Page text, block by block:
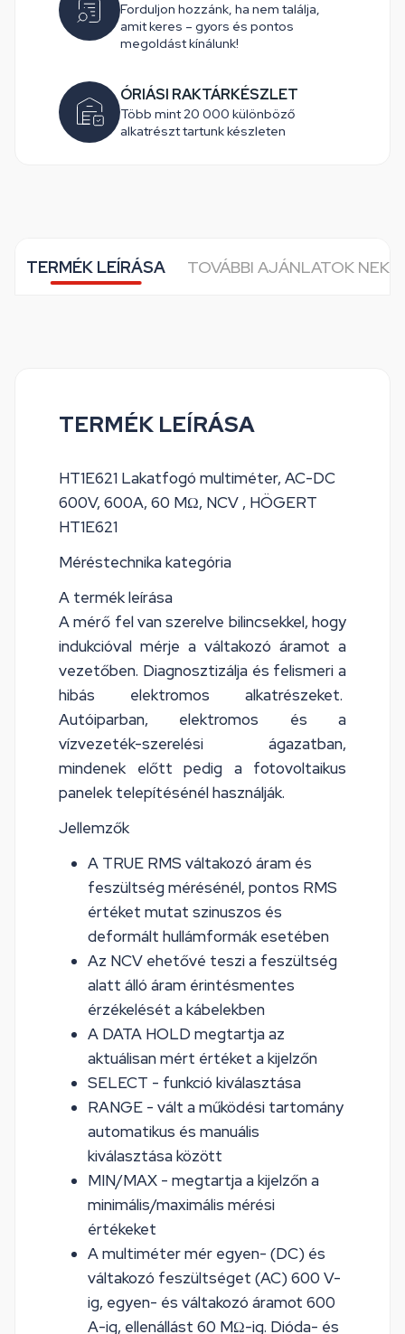
Forduljon hozzánk, ha nem találja,
amit keres – gyors és pontos
megoldást kínálunk!
ÓRIÁSI RAKTÁRKÉSZLET
Több mint 20 000 különböző
alkatrészt tartunk készleten
TERMÉK LEÍRÁSA TOVÁBBI AJÁNLATOK
TERMÉK LEÍRÁSA
HT1E621 Lakatfogó multiméter, AC-DC
600V, 600A, 60 MΩ, NCV , HÖGERT
HT1E621
Méréstechnika kategória
A termék leírása
A mérő fel van szerelve bilincsekkel, hogy
indukcióval mérje a váltakozó áramot a
vezetőben. Diagnosztizálja és felismeri a
hibás elektromos alkatrészeket.
Autóiparban, elektromos és a
vízvezeték-szerelési ágazatban,
mindenek előtt pedig a fotovoltaikus
panelek telepítésénél használják.
Jellemzők
A TRUE RMS váltakozó áram és
feszültség mérésénél, pontos RMS
értéket mutat szinuszos és
deformált hullámformák esetében
Az NCV ehetővé teszi a feszültség
alatt álló áram érintésmentes
érzékelését a kábelekben
A DATA HOLD megtartja az
aktuálisan mért értéket a kijelzőn
SELECT - funkció kiválasztása
RANGE - vált a működési tartomány
automatikus és manuális
kiválasztása között
MIN/MAX - megtartja a kijelzőn a
minimális/maximális mérési
értékeket
A multiméter mér egyen- (DC) és
váltakozó feszültséget (AC) 600 V-
ig, egyen- és váltakozó áramot 600
A-ig, ellenállást 60 MΩ-ig. Dióda- és